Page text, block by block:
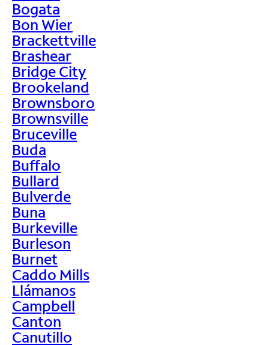
Bogata
Bon Wier
Brackettville
Brashear
Bridge City
Brookeland
Brownsboro
Brownsville
Bruceville
Buda
Buffalo
Bullard
Bulverde
Buna
Burkeville
Burleson
Burnet
Caddo Mills
Llámanos
Campbell
Canton
Canutillo